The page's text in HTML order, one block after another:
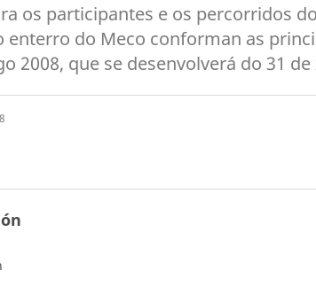
os participantes e os percorridos
enterro do Meco conforman as
2008, que se desenvolverá do 31